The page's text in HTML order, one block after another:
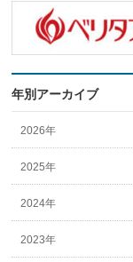
年別アーカイブ
2026年
2025年
2024年
2023年